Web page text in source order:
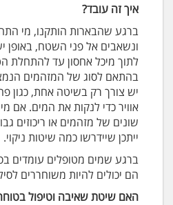
איך זה עובד?
ברגע שהבארות הותקנו, מי
ונשאבים אל פני השטח, באופן
לתוך מיכל אחסון עד להתחלת
בהתאם לסוג של המזהמים
יש צורך רק בשיטה אחת, כגון
אוויר כדי לנקות את המים. אם
שונים של מזהמים או ריכוזים
ייתכן שיידרשו כמה שיטות ניקוי.
ברגע שמים מטופלים עומדים
הם יכולים להיות משוחררים
האם שיטת שאיבה וטיפול